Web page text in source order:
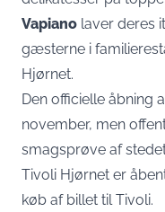
Vapiano laver deres
gæsterne i
Hjørnet.
Den officielle åbning
november, men
smagsprøve af
Tivoli Hjørnet er
køb af billet til Tivoli.